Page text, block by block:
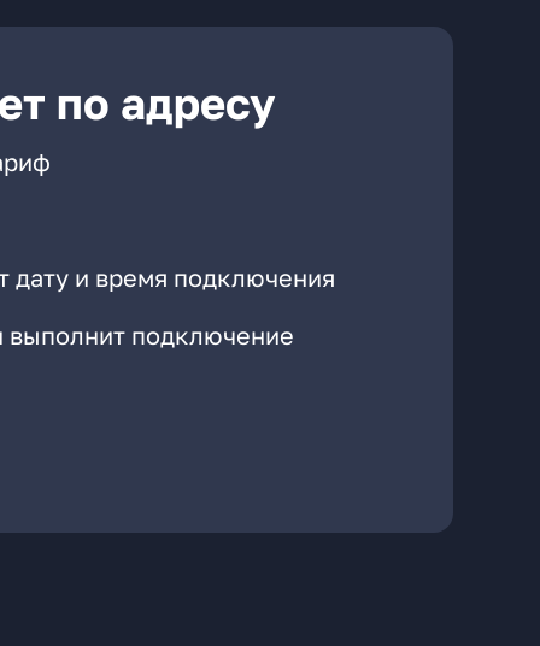
по адресу
дату и время подключения
выполнит подключение